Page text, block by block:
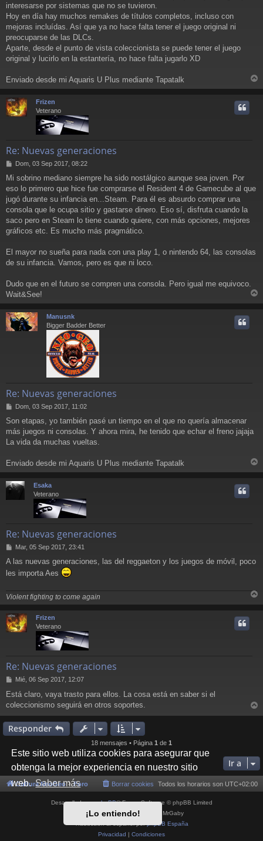
Este sitio web utiliza cookies para asegurar que
obtenga la mejor experiencia en nuestro sitio
web.Saber más
¡Lo entiendo!
a
j
e
interesarse por sistemas que no se tuvieron.
Hoy en día hay muchos remakes de títulos completos, incluso con
mejoras incluídas. Así que ya no hace falta tener el juego original ni
preocuparse de las DLCs.
Aparte, desde el punto de vista coleccionista se puede tener el juego
original y lucirlo en la estantería, no hace falta jugarlo XD
Enviado desde mi Aquaris U Plus mediante Tapatalk
r
Frizen
Veterano
Re: Nuevas generaciones
M
n
s
a
j
Dom, 03 Sep 2017, 08:22
Mi sobrino mediano siempre ha sido nostálgico aunque sea joven. Por
eso lo primero que hice fue comprarse el Resident 4 de Gamecube al que
jugó durante su infancia en...Steam. Para él es absurdo comprar una
consola que le ocupa sitio y gastarse dinero. Eso sí, disfruta cuando la
saco pero en Steam lo tiene cuando quiere, con más opciones, mejores
gráficos etc. Es mucho más pragmático.
El mayor no sueña para nada con una play 1, o nintendo 64, las consolas
de su infancia. Vamos, pero es que ni loco.
Dudo que en el futuro se compren una consola. Pero igual me equivoco.
Wait&See!
r
Manusnk
Bigger Badder Better
Re: Nuevas generaciones
M
n
s
a
Dom, 03 Sep 2017, 11:02
Son etapas, yo también pasé un tiempo en el que no quería almacenar
más juegos ni consolas. Y ahora mira, he tenido que echar el freno jajaja
La vida da muchas vueltas.
Enviado desde mi Aquaris U Plus mediante Tapatalk
r
Esaka
Veterano
Re: Nuevas generaciones
M
n
s
e
Mar, 05 Sep 2017, 23:41
A las nuevas generaciones, las del reggaeton y los juegos de móvil, poco
les importa Aes
Violent fighting to come again
r
Frizen
Veterano
Re: Nuevas generaciones
M
n
s
j
e
Mié, 06 Sep 2017, 12:07
Está claro, vaya trasto para ellos. La cosa está en saber si el
coleccionismo seguirá en otros soportes.
r
Responder
18 mensajes • Página 1 de 1
Ir a
Cultura NeoGeo Foro Todos los horarios son UTC+02:00
Borrar cookies
Desarrollado porphpBB® Forum Software © phpBB Limited
Style porArty- phpBB 3.3 por MrGaby
phpBB España
Privacidad | Condiciones